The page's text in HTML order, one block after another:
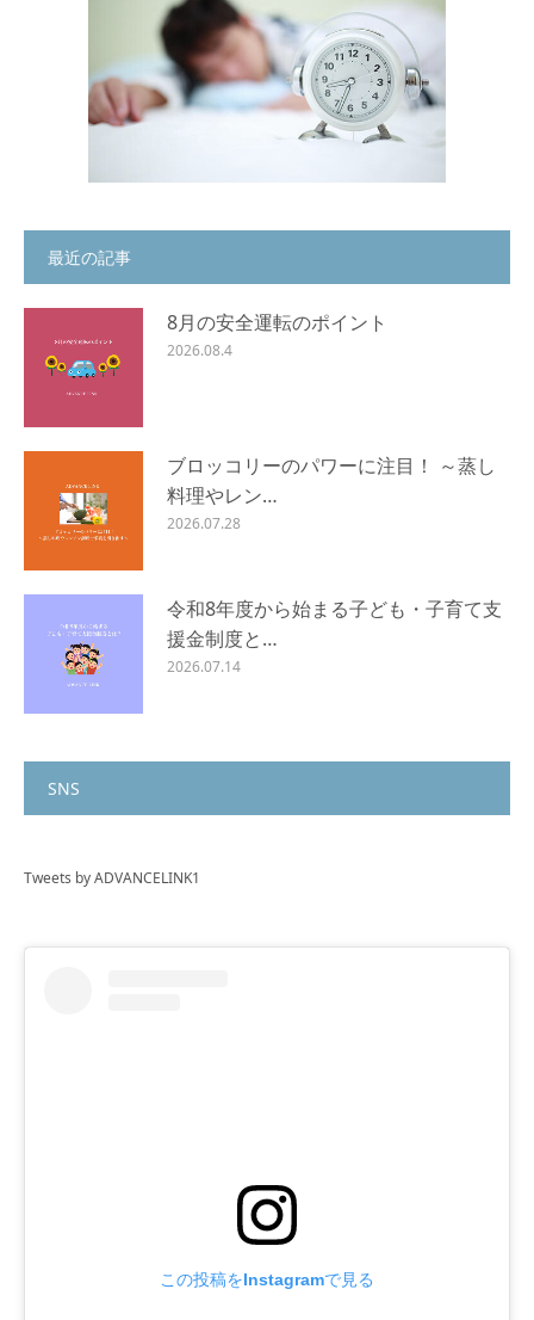
最近の記事
8月の安全運転のポイント
2026.08.4
ブロッコリーのパワーに注目！ ～蒸し
料理やレン…
2026.07.28
令和8年度から始まる子ども・子育て支
援金制度と…
2026.07.14
SNS
Tweets by ADVANCELINK1
この投稿をInstagramで見る